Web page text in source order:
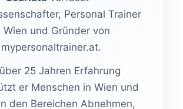
Personal Trainer
Wien und Gründer von
mypersonaltrainer.at.
25 Jahren Erfahrung
er Menschen in Wien und
den Bereichen Abnehmen,